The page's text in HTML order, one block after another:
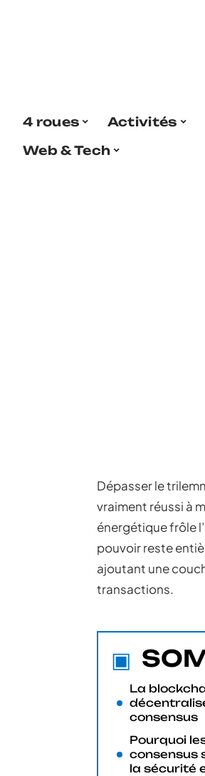
4 roues Activités
Web & Tech
Dépasser le
vraiment réussi à
énergétique frôle
pouvoir reste
ajoutant une
transactions.
La
consensus
Pourquoi
consensus
la sécurité